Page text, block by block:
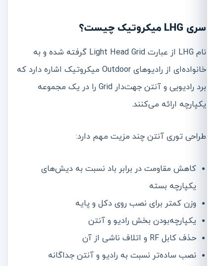
سری LHG میکروتیک چیست؟
نام LHG از عبارت Light Head Grid گرفته شده و به
خانواده‌ای از رادیوهای Outdoor میکروتیک اشاره دارد که
برد رادیویی و آنتن جهت‌دار Grid را در یک مجموعه
یکپارچه ارائه می‌کنند.
طراحی توری آنتن چند مزیت مهم دارد:
کاهش مقاومت در برابر باد نسبت به دیش‌های
یکپارچه بسته
وزن کمتر برای نصب روی دکل و پایه
یکپارچه‌بودن بخش رادیو و آنتن
حذف کابل RF و اتلاف ناشی از آن
نصب ساده‌تر نسبت به رادیو و آنتن جداگانه